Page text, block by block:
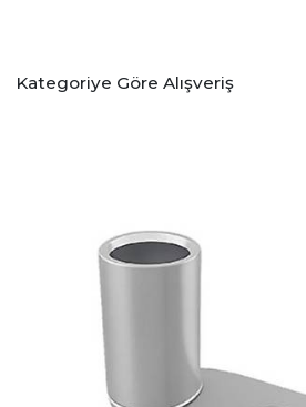
Kategoriye Göre Alışveriş